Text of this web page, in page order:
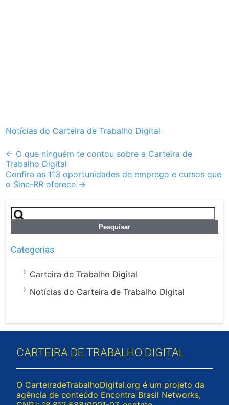
Notícias do Carteira de Trabalho Digital
Post
navigation
← O que ninguém te contou sobre a Carteira de
Trabalho Digital
Confira as 113 oportunidades de emprego e cursos que
o Sine-RR oferece →
Pesquisar
por:
Categorias
Carteira de Trabalho Digital
Notícias do Carteira de Trabalho Digital
CARTEIRA DE TRABALHO DIGITAL
O CarteiradeTrabalhoDigital.org é um projeto da
agência de conteúdo Encontra Brasil Networks,